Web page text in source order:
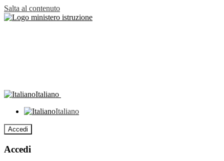
Salta al contenuto
Italiano
Italiano
Accedi
Accedi